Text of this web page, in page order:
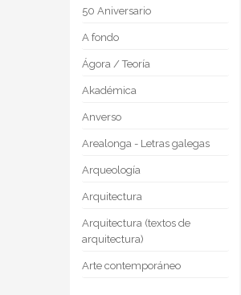
50 Aniversario
A fondo
Ágora / Teoría
Akadémica
Anverso
Arealonga - Letras galegas
Arqueología
Arquitectura
Arquitectura (textos de
arquitectura)
Arte contemporáneo